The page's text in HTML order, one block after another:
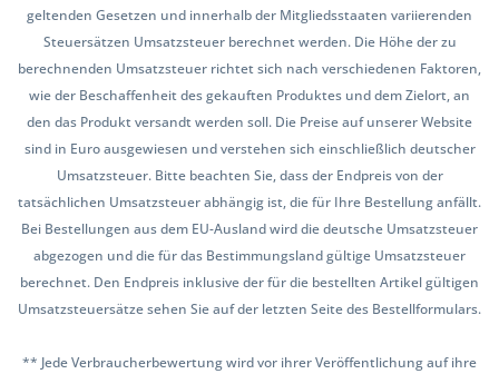
geltenden Gesetzen und innerhalb der Mitgliedsstaaten variierenden
Steuersätzen Umsatzsteuer berechnet werden. Die Höhe der zu
berechnenden Umsatzsteuer richtet sich nach verschiedenen Faktoren,
wie der Beschaffenheit des gekauften Produktes und dem Zielort, an
den das Produkt versandt werden soll. Die Preise auf unserer Website
sind in Euro ausgewiesen und verstehen sich einschließlich deutscher
Umsatzsteuer. Bitte beachten Sie, dass der Endpreis von der
tatsächlichen Umsatzsteuer abhängig ist, die für Ihre Bestellung anfällt.
Bei Bestellungen aus dem EU-Ausland wird die deutsche Umsatzsteuer
abgezogen und die für das Bestimmungsland gültige Umsatzsteuer
berechnet. Den Endpreis inklusive der für die bestellten Artikel gültigen
Umsatzsteuersätze sehen Sie auf der letzten Seite des Bestellformulars.
** Jede Verbraucherbewertung wird vor ihrer Veröffentlichung auf ihre